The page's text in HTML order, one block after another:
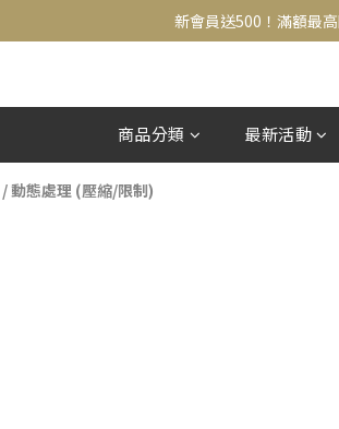
新會員送500！滿額最
新會員送500！滿額最
結帳頁
新會員送500！滿額最
商品分類 最新活動
/動態處理 (壓縮/限制)